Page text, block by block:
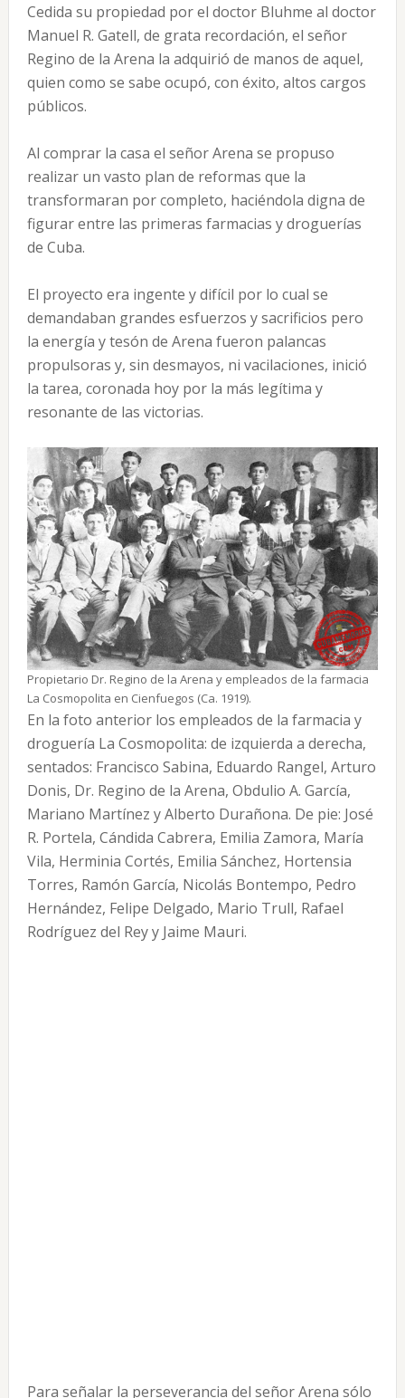
Cedida su propiedad por el doctor Bluhme al doctor
Manuel R. Gatell, de grata recordación, el señor
Regino de la Arena la adquirió de manos de aquel,
quien como se sabe ocupó, con éxito, altos cargos
públicos.
Al comprar la casa el señor Arena se propuso
realizar un vasto plan de reformas que la
transformaran por completo, haciéndola digna de
figurar entre las primeras farmacias y droguerías
de Cuba.
El proyecto era ingente y difícil por lo cual se
demandaban grandes esfuerzos y sacrificios pero
la energía y tesón de Arena fueron palancas
propulsoras y, sin desmayos, ni vacilaciones, inició
la tarea, coronada hoy por la más legítima y
resonante de las victorias.
Propietario Dr. Regino de la Arena y empleados de la farmacia
La Cosmopolita en Cienfuegos (Ca. 1919).
En la foto anterior los empleados de la farmacia y
droguería La Cosmopolita: de izquierda a derecha,
sentados: Francisco Sabina, Eduardo Rangel, Arturo
Donis, Dr. Regino de la Arena, Obdulio A. García,
Mariano Martínez y Alberto Durañona. De pie: José
R. Portela, Cándida Cabrera, Emilia Zamora, María
Vila, Herminia Cortés, Emilia Sánchez, Hortensia
Torres, Ramón García, Nicolás Bontempo, Pedro
Hernández, Felipe Delgado, Mario Trull, Rafael
Rodríguez del Rey y Jaime Mauri.
Para señalar la perseverancia del señor Arena sólo